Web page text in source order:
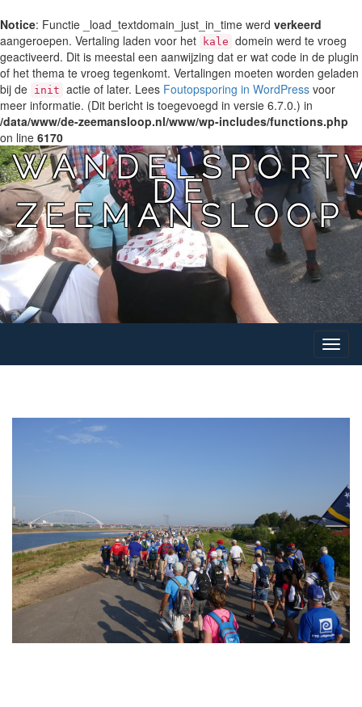
Notice: Functie _load_textdomain_just_in_time werd verkeerd
aangeroepen. Vertaling laden voor het
kale domein werd te vroeg
geactiveerd. Dit is meestal een aanwijzing dat er wat code in de plugin
of het thema te vroeg tegenkomt. Vertalingen moeten worden geladen
bij de init actie of later. Lees Foutopsporing in WordPress voor
meer informatie. (Dit bericht is toegevoegd in versie 6.7.0.) in
/data/www/de-zeemansloop.nl/www/wp-includes/functions.php
on line 6170
DE
ZEEMANSLOOP